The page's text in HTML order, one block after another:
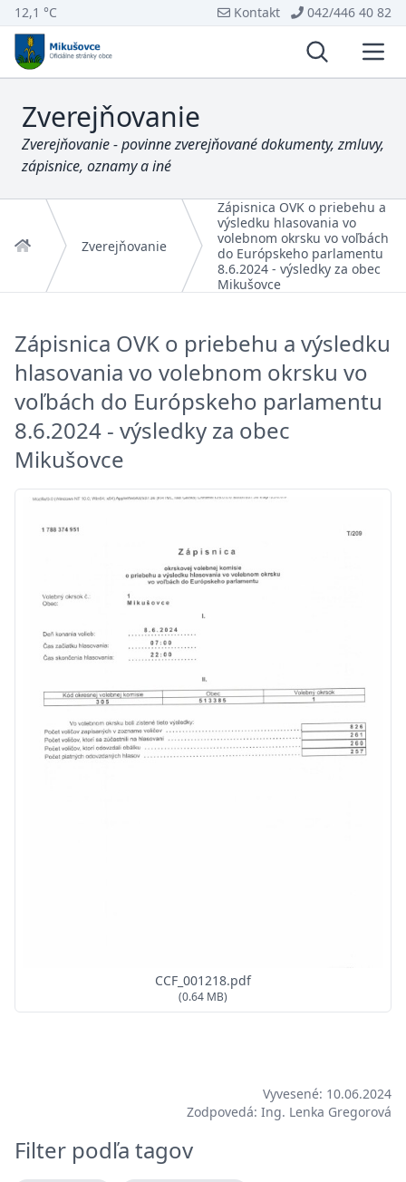
12,1 °C Kontakt 042/446 40 82
Vyhľadávanie
Zverejňovanie
Zverejňovanie - povinne zverejňované dokumenty, zmluvy,
zápisnice, oznamy a iné
Domov Zverejňovanie
Zápisnica OVK o priebehu a
výsledku hlasovania vo
volebnom okrsku vo voľbách
do Európskeho parlamentu
8.6.2024 - výsledky za obec
Mikušovce
Zápisnica OVK o priebehu a výsledku
hlasovania vo volebnom okrsku vo
voľbách do Európskeho parlamentu
8.6.2024 - výsledky za obec
Mikušovce
CCF_001218.pdf
(0.64 MB)
Vyvesené: 10.06.2024
Zodpovedá: Ing. Lenka Gregorová
Filter podľa tagov